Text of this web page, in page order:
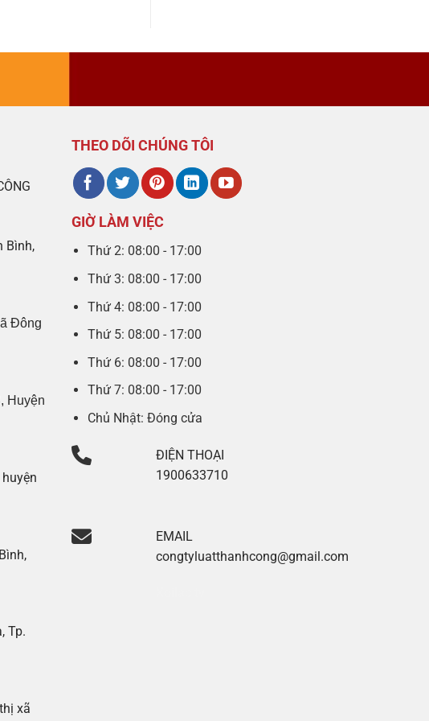
Bình,
Đông
Huyện
Tp.
xã
THEO DÕI CHÚNG TÔI
GIỜ LÀM VIỆC
Thứ 2: 08:00 - 17:00
Thứ 3: 08:00 - 17:00
Thứ 4: 08:00 - 17:00
Thứ 5: 08:00 - 17:00
Thứ 6: 08:00 - 17:00
Thứ 7: 08:00 - 17:00
Chủ Nhật: Đóng cửa
ĐIỆN THOẠI
1900633710
EMAIL
congtyluatthanhcong@gmail.com